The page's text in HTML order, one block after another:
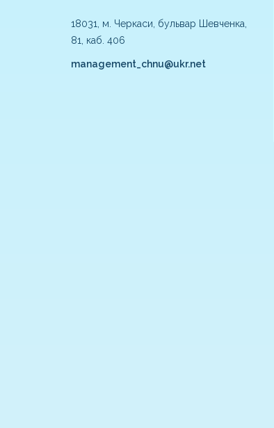
18031, м. Черкаси, бульвар Шевченка,
81, каб. 406
management_chnu@ukr.net